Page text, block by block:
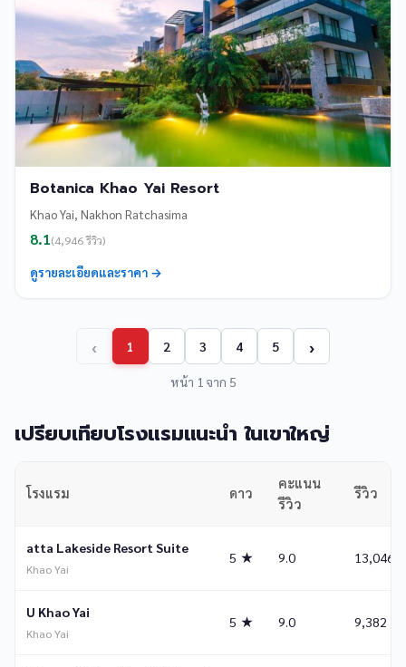
Botanica Khao Yai Resort
Khao Yai, Nakhon Ratchasima
8.1(4,946 รีวิว)
ดูรายละเอียดและราคา →
‹ 1 2 3 4 5 ›
หน้า 1 จาก 5
เปรียบเทียบโรงแรมแนะนำ ในเขาใหญ่
โรงแรม ดาว
คะแนน
รีวิว
รีวิว
atta Lakeside Resort Suite
Khao Yai
5 ★ 9.0 13,046
U Khao Yai
Khao Yai
5 ★ 9.0 9,382